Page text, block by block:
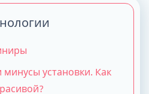
установки. Как